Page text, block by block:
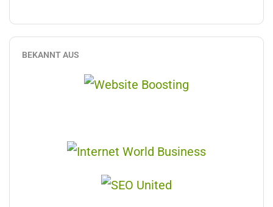
BEKANNT AUS